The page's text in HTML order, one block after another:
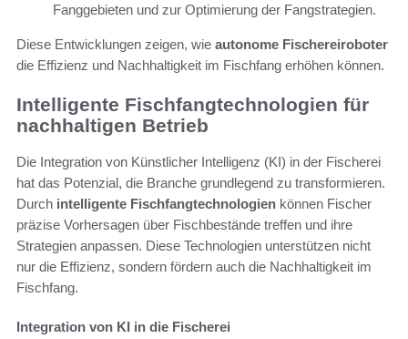
Fanggebieten und zur Optimierung der Fangstrategien.
Diese Entwicklungen zeigen, wie autonome Fischereiroboter
die Effizienz und Nachhaltigkeit im Fischfang erhöhen können.
Intelligente Fischfangtechnologien für
nachhaltigen Betrieb
Die Integration von Künstlicher Intelligenz (KI) in der Fischerei
hat das Potenzial, die Branche grundlegend zu transformieren.
Durch intelligente Fischfangtechnologien können Fischer
präzise Vorhersagen über Fischbestände treffen und ihre
Strategien anpassen. Diese Technologien unterstützen nicht
nur die Effizienz, sondern fördern auch die Nachhaltigkeit im
Fischfang.
Integration von KI in die Fischerei